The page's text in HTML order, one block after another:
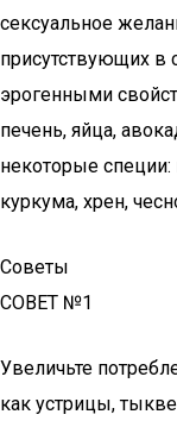
сексуальное
присутствующих в
эрогенными
печень, яйца,
некоторые
куркума, хрен,
Советы
СОВЕТ №1
Увеличьте
как устрицы,